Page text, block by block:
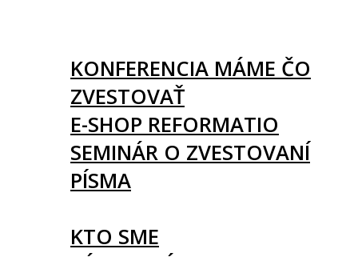
KONFERENCIA MÁME ČO
ZVESTOVAŤ
E-SHOP REFORMATIO
SEMINÁR O ZVESTOVANÍ
PÍSMA
KTO SME